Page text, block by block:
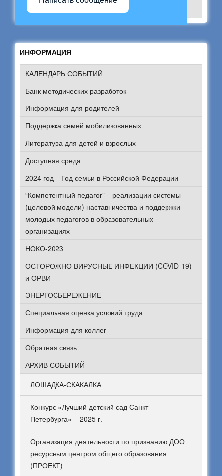
ИНФОРМАЦИЯ
КАЛЕНДАРЬ СОБЫТИЙ
Банк методических разработок
Информация для родителей
Поддержка семей мобилизованных
Литература для детей и взрослых
Доступная среда
2024 год – Год семьи в Российской Федерации
“Компетентный педагог” – реализации системы
(целевой модели) наставничества и поддержки
молодых педагогов в образовательных
организациях
НОКО-2023
ОСТОРОЖНО ВИРУСНЫЕ ИНФЕКЦИИ (COVID-19)
и ОРВИ
ЭНЕРГОСБЕРЕЖЕНИЕ
Специальная оценка условий труда
Информация для коллег
Обратная связь
АРХИВ СОБЫТИЙ
ЛОШАДКА-СКАКАЛКА
Конкурс «Лучший детский сад Санкт-
Петербурга» – 2025 г.
Организация деятельности по признанию ДОО
ресурсным центром общего образования
(ПРОЕКТ)